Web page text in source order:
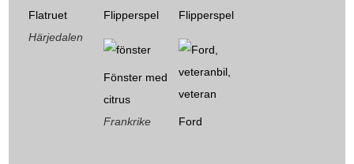
Flatruet
Härjedalen
Flipperspel Flipperspel
Fönster med
citrus
Frankrike
Ford